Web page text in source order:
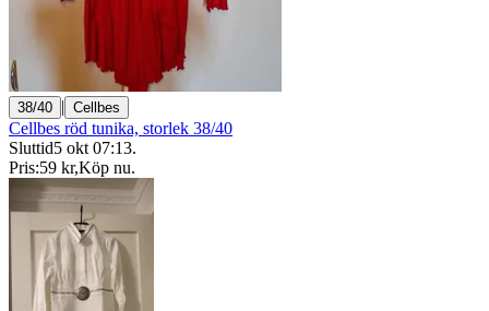
38/40 | Cellbes
Cellbes röd tunika, storlek 38/40
Sluttid5 okt 07:13.
Pris:59 kr,Köp nu.